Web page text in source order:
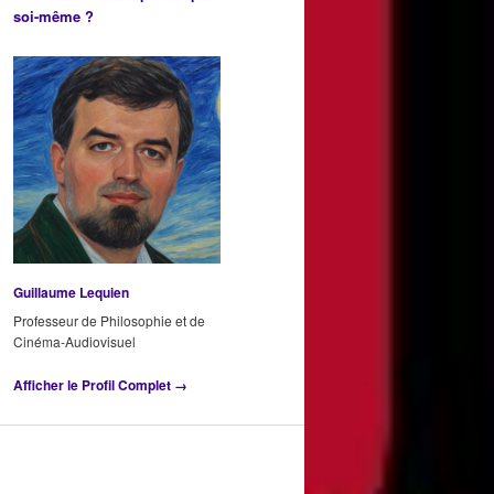
soi-même ?
Guillaume Lequien
Professeur de Philosophie et de
Cinéma-Audiovisuel
Afficher le Profil Complet →